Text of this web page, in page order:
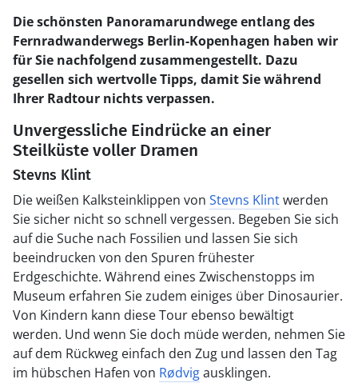
Die schönsten Panoramarundwege entlang des
Fernradwanderwegs Berlin-Kopenhagen haben wir
für Sie nachfolgend zusammengestellt. Dazu
gesellen sich wertvolle Tipps, damit Sie während
Ihrer Radtour nichts verpassen.
Unvergessliche Eindrücke an einer
Steilküste voller Dramen
Stevns Klint
Die weißen Kalksteinklippen von Stevns Klintwerden
Sie sicher nicht so schnell vergessen. Begeben Sie sich
auf die Suche nach Fossilien und lassen Sie sich
beeindrucken von den Spuren frühester
Erdgeschichte. Während eines Zwischenstopps im
Museum erfahren Sie zudem einiges über Dinosaurier.
Von Kindern kann diese Tour ebenso bewältigt
werden. Und wenn Sie doch müde werden, nehmen Sie
auf dem Rückweg einfach den Zug und lassen den Tag
im hübschen Hafen von Rødvigausklingen.